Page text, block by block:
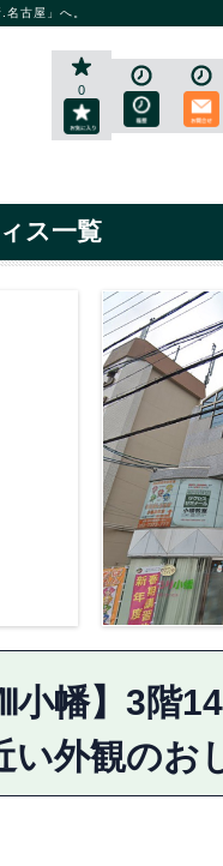
古屋」へ。
0
ス一覧
小幡】3階
い外観のお